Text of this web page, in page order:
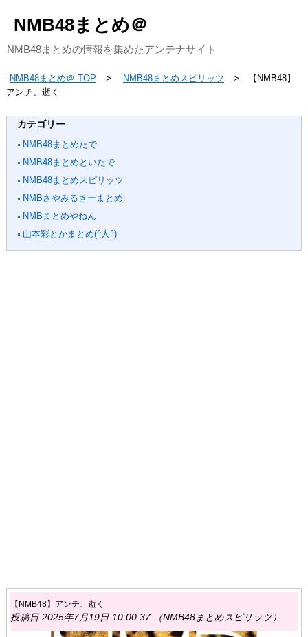
NMB48まとめ＠
NMB48まとめの情報を集めたアンテナサイト
NMB48まとめ＠ TOP NMB48まとめスピリッツ
【NMB48】
アンチ、逝く
カテゴリー
NMB48まとめたで
NMB48まとめといたで
NMB48まとめスピリッツ
NMBさやみるきーまとめ
NMBまとめやねん
山本彩とかまとめ(^人^)
【NMB48】アンチ、逝く
投稿日 2025年7月19日 10:00:37 （NMB48まとめスピリッツ）